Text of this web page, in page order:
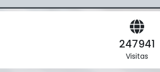
247941
Visitas